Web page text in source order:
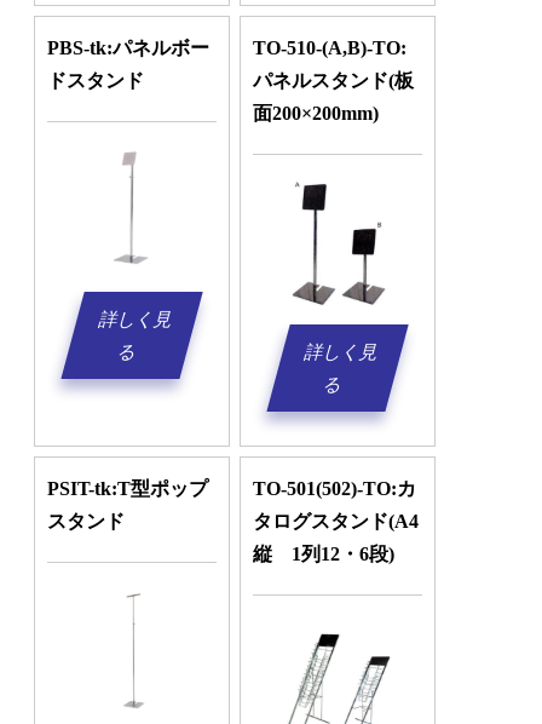
PBS-tk:パネルボー
ドスタンド
詳しく見
る
TO-510-(A,B)-TO:
パネルスタンド(板
面200×200mm)
詳しく見
る
PSIT-tk:T型ポップ
スタンド
TO-501(502)-TO:カ
タログスタンド(A4
縦 1列12・6段)